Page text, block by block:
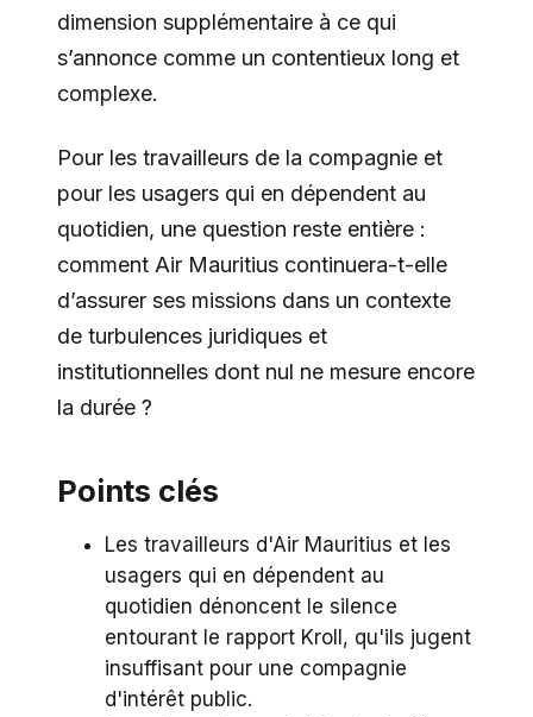
dimension supplémentaire à ce qui
s’annonce comme un contentieux long et
complexe.
Pour les travailleurs de la compagnie et
pour les usagers qui en dépendent au
quotidien, une question reste entière :
comment Air Mauritius continuera-t-elle
d’assurer ses missions dans un contexte
de turbulences juridiques et
institutionnelles dont nul ne mesure encore
la durée ?
Points clés
Les travailleurs d'Air Mauritius et les
usagers qui en dépendent au
quotidien dénoncent le silence
entourant le rapport Kroll, qu'ils jugent
insuffisant pour une compagnie
d'intérêt public.